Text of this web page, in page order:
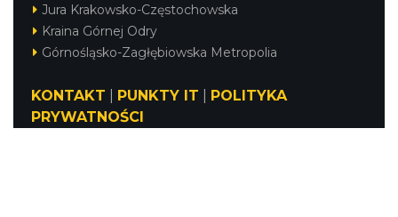
Jura Krakowsko-Częstochowska
Kraina Górnej Odry
Górnośląsko-Zagłębiowska Metropolia
KONTAKT PUNKTY IT
POLITYKA
PRYWATNOŚCI